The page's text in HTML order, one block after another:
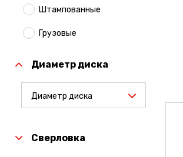
Штампованные
Грузовые
Диаметр диска
Диаметр диска
Сверловка